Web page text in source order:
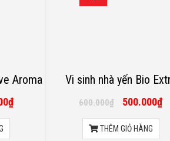
Aroma
₫
Vi sinh nhà yến Bio
600.000₫ 500.000₫
THÊM GIỎ HÀNG